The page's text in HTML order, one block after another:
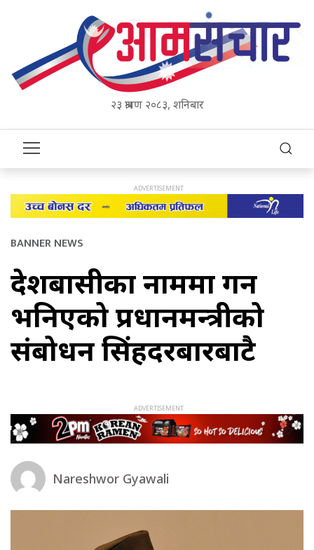
२३ श्रावण २०८३, शनिबार
BANNER NEWS
देशबासीका नाममा गर्ने
भनिएको प्रधानमन्त्रीको
संबोधन सिंहदरबारबाटै
Nareshwor Gyawali